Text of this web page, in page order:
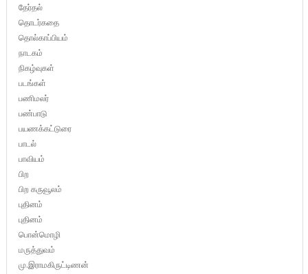
தேர்தல்
தொடர்கதை
தொல்காப்பியம்
நாடகம்
நிகழ்வுகள்
படங்கள்
பணிமலர்
பண்பாடு
பயணக்கட்டுரை
பாடல்
பாவியம்
பிற
பிற கருவூலம்
புதினம்
புதினம்
பொன்மொழி
மருத்துவம்
மு.இராமகிருட்டிணன்